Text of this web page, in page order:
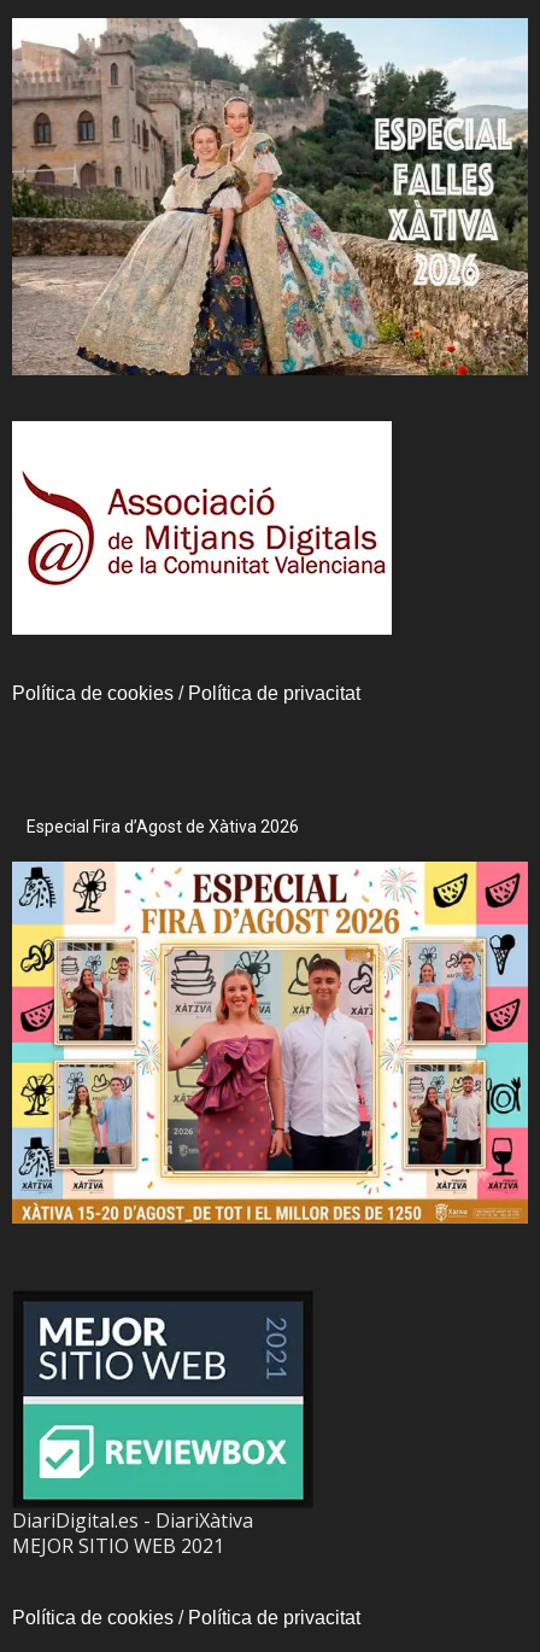
Política de cookies / Política de privacitat
Especial Fira d’Agost de Xàtiva 2026
DiariDigital.es - DiariXàtiva
MEJOR SITIO WEB 2021
Política de cookies / Política de privacitat